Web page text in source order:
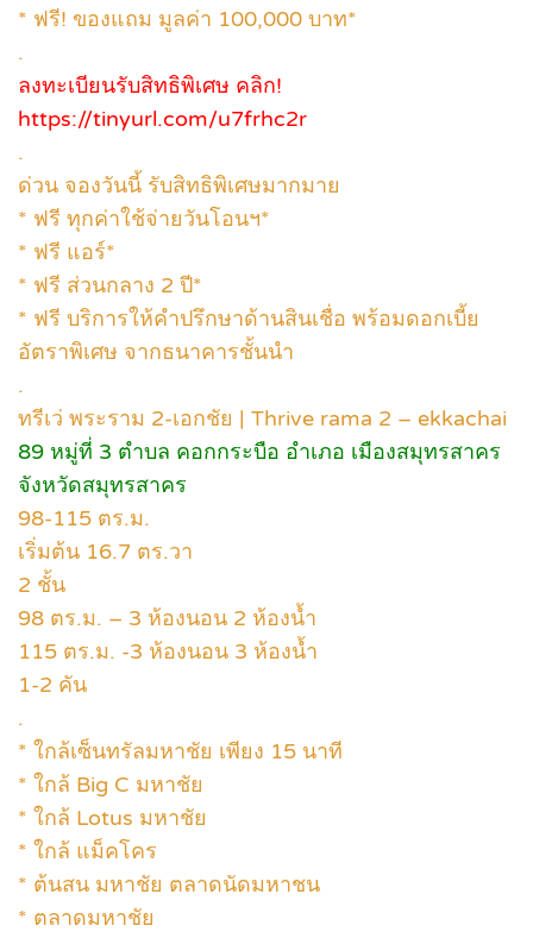
* ฟรี! ของแถม มูลค่า 100,000 บาท*
.
ลงทะเบียนรับสิทธิพิเศษ คลิก!
https://tinyurl.com/u7frhc2r
.
ด่วน จองวันนี้ รับสิทธิพิเศษมากมาย
* ฟรี ทุกค่าใช้จ่ายวันโอนฯ*
* ฟรี แอร์*
* ฟรี ส่วนกลาง 2 ปี*
* ฟรี บริการให้คำปรึกษาด้านสินเชื่อ พร้อมดอกเบี้ย
อัตราพิเศษ จากธนาคารชั้นนำ
.
ทรีเว่ พระราม 2-เอกชัย | Thrive rama 2 – ekkachai
89 หมู่ที่ 3 ตำบล คอกกระบือ อำเภอ เมืองสมุทรสาคร
จังหวัดสมุทรสาคร
98-115 ตร.ม.
เริ่มต้น 16.7 ตร.วา
2 ชั้น
98 ตร.ม. – 3 ห้องนอน 2 ห้องน้ำ
115 ตร.ม. -3 ห้องนอน 3 ห้องน้ำ
1-2 คัน
.
* ใกล้เซ็นทรัลมหาชัย เพียง 15 นาที
* ใกล้ Big C มหาชัย
* ใกล้ Lotus มหาชัย
* ใกล้ แม็คโคร
* ต้นสน มหาชัย ตลาดนัดมหาชน
* ตลาดมหาชัย